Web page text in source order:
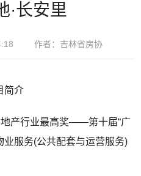
·长安里
作者：吉林省房协
简介
地产行业最高奖——第十届“广
业服务(公共配套与运营服务)